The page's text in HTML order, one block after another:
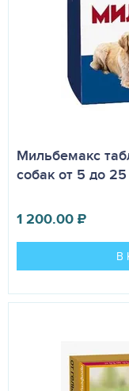
Мильбемакс
собак от 5 до 25
1 200.00₽
В